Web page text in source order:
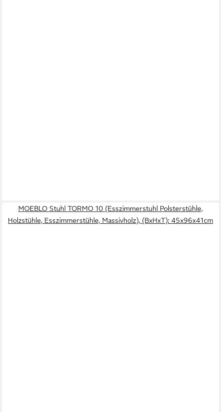
MOEBLO Stuhl TORMO 10 (Esszimmerstuhl Polsterstühle,
Holzstühle, Esszimmerstühle, Massivholz), (BxHxT): 45x96x41cm